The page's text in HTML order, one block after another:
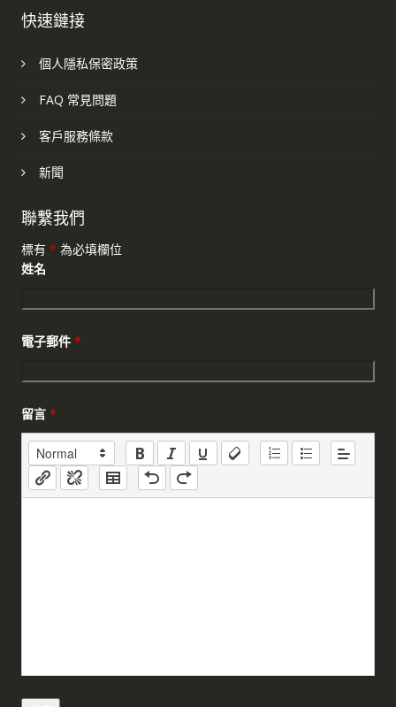
快速鏈接
個人隱私保密政策
FAQ 常見問題
客戶服務條款
新聞
聯繫我們
標有 * 為必填欄位
姓名
電子郵件 *
留言 *